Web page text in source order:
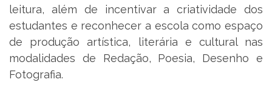
leitura, além de incentivar a criatividade dos
estudantes e reconhecer a escola como espaço
de produção artística, literária e cultural nas
modalidades de Redação, Poesia, Desenho e
Fotografia.